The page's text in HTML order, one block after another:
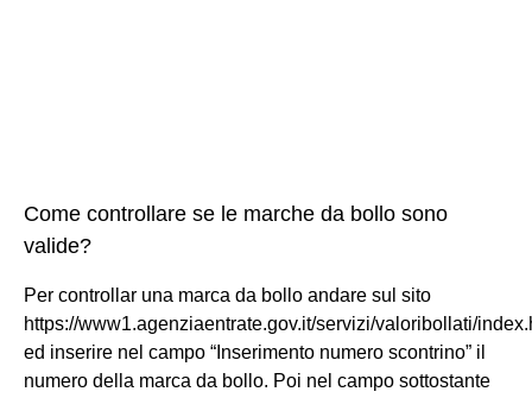
Come controllare se le marche da bollo sono
valide?
Per controllar una marca da bollo andare sul sito
https://www1.agenziaentrate.gov.it/servizi/valoribollati/
ed inserire nel campo “Inserimento numero scontrino” il
numero della marca da bollo. Poi nel campo sottostante